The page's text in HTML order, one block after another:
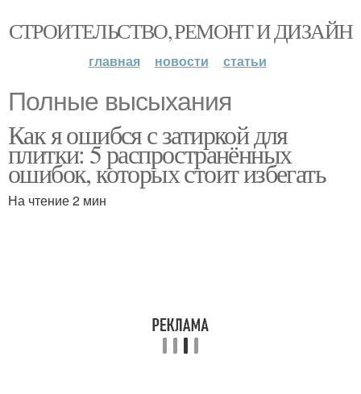
СТРОИТЕЛЬСТВО, РЕМОНТ И ДИЗАЙН
главная новости статьи
Полные высыхания
Как я ошибся с затиркой для
плитки: 5 распространённых
ошибок, которых стоит избегать
На чтение 2 мин